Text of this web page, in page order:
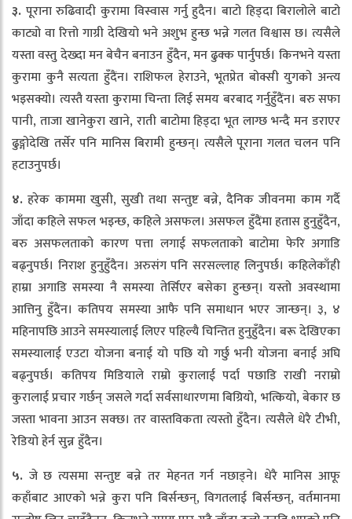
३. पूराना रुढिवादी कुरामा विस्वास गर्नु हुदैन। बाटो हिड्दा बिरालोले बाटो
काट्यो वा रित्तो गाग्री देखियो भने अशुभ हुन्छ भन्ने गलत विश्वास छ। त्यसैले
यस्ता वस्तु देख्दा मन बेचैन बनाउन हुँदैन, मन ढुक्क पार्नुपर्छ। किनभने यस्ता
कुरामा कुनै सत्यता हुँदैंन। राशिफल हेराउने, भूतप्रेत बोक्सी युगको अन्त्य
भइसक्यो। त्यस्तै यस्ता कुरामा चिन्ता लिई समय बरबाद गर्नुहुँदैंन। बरु सफा
पानी, ताजा खानेकुरा खाने, राती बाटोमा हिड्दा भूत लाग्छ भन्दै मन डराएर
ढुङ्गोदेखि तर्सेर पनि मानिस बिरामी हुन्छन्। त्यसैले पूराना गलत चलन पनि
हटाउनुपर्छ।
४. हरेक काममा खुसी, सुखी तथा सन्तुष्ट बन्ने, दैनिक जीवनमा काम गर्दै
जाँदा कहिले सफल भइन्छ, कहिले असफल। असफल हुँदैंमा हतास हुनुहुँदैन,
बरु असफलताको कारण पत्ता लगाई सफलताको बाटोमा फेरि अगाडि
बढ्नुपर्छ। निराश हुनुहुँदैन। अरुसंग पनि सरसल्लाह लिनुपर्छ। कहिलेकाँही
हाम्रा अगाडि समस्या नै समस्या तेर्सिएर बसेका हुन्छन्। यस्तो अवस्थामा
आत्तिनु हुँदैंन। कतिपय समस्या आफै पनि समाधान भएर जान्छन्। ३, ४
महिनापछि आउने समस्यालाई लिएर पहिल्यै चिन्तित हुनुहुँदैन। बरू देखिएका
समस्यालाई एउटा योजना बनाई यो पछि यो गर्छु भनी योजना बनाई अघि
बढ्नुपर्छ। कतिपय मिडियाले राम्रो कुरालाई पर्दा पछाडि राखी नराम्रो
कुरालाई प्रचार गर्छन् जसले गर्दा सर्वसाधारणमा बिग्रियो, भत्कियो, बेकार छ
जस्ता भावना आउन सक्छ। तर वास्तविकता त्यस्तो हुँदैन। त्यसैले धेरै टीभी,
रेडियो हेर्न सुन्न हुँदैन।
५. जे छ त्यसमा सन्तुष्ट बन्ने तर मेहनत गर्न नछाड्ने। धेरै मानिस आफू
कहाँबाट आएको भन्ने कुरा पनि बिर्सन्छन्, विगतलाई बिर्सन्छन्, वर्तमानमा